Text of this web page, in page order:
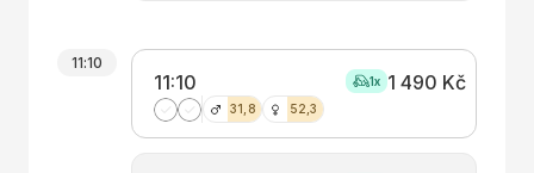
11:10
11:10 1x 1 490 Kč
31,8 52,3